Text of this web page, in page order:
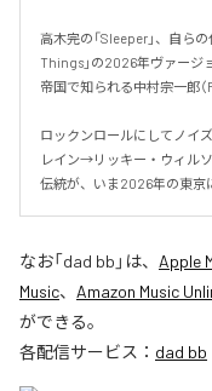
高木完の「Sleeper」、自ら
Things」の2026年ヴァージ
帝国で知られる中村宗一郎（
ロックンロールにしてノイ
レイン→リッキー・ウィル
伝統が、いま2026年の東京
なお「dad bb 」は、 Apple
Music、 Amazon Music
ができる。
各配信サービス： dad bb